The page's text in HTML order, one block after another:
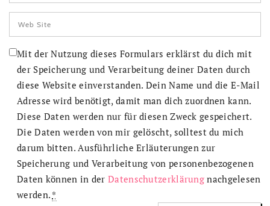
Mit der Nutzung dieses Formulars erklärst du dich mit
der Speicherung und Verarbeitung deiner Daten durch
diese Website einverstanden. Dein Name und die E-Mail
Adresse wird benötigt, damit man dich zuordnen kann.
Diese Daten werden nur für diesen Zweck gespeichert.
Die Daten werden von mir gelöscht, solltest du mich
darum bitten. Ausführliche Erläuterungen zur
Speicherung und Verarbeitung von personenbezogenen
Daten können in derDatenschutzerklärung nachgelesen
werden. *